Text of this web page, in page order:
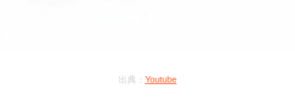
出典： Youtube